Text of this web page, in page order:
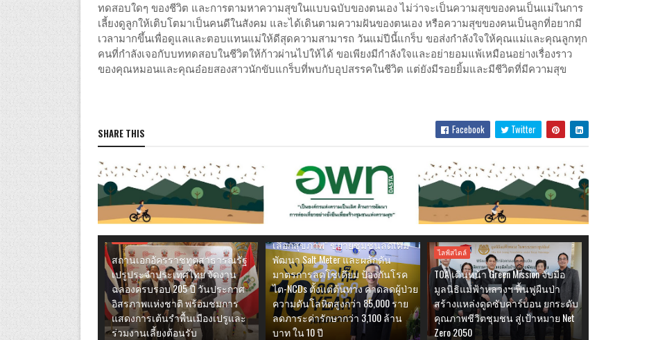
ทดสอบใดๆ ของชีวิต และการตามหาความสุขในแบบฉบับของตนเอง ไม่ว่าจะเป็นความสุขของคนเป็นแม่ในการ
เลี้ยงดูลูกให้เติบโตมาเป็นคนดีในสังคม และได้เดินตามความฝันของตนเอง หรือความสุขของคนเป็นลูกที่อยากมี
เวลามากขึ้นเพื่อดูแลและตอบแทนแม่ให้ดีสุดความสามารถ วันแม่ปีนี้แกร็บ ขอส่งกำลังใจให้คุณแม่และคุณลูกทุก
คนที่กำลังเจอกับบททดสอบในชีวิตให้ก้าวผ่านไปให้ได้ ขอเพียงมีกำลังใจและอย่ายอมแพ้เหมือนอย่างเรื่องราว
ของคุณหมอนและคุณอ๋อยสองสาวนักขับแกร็บที่พบกับอุปสรรคในชีวิต แต่ยังมีรอยยิ้มและมีชีวิตที่มีความสุข
SHARE THIS Facebook Twitter
ไลฟ์สไตล์
สถานเอกอัครราชทูตสาธารณรัฐ
เปรูประจำประเทศไทย จัดงาน
ฉลองครบรอบ 205 ปี วันประกาศ
อิสรภาพแห่งชาติ พร้อมชมการ
แสดงการเต้นรำพื้นเมืองเปรูและ
ร่วมงานเลี้ยงต้อนรับ
ไลฟ์สไตล์
เครือข่ายลดบริโภคเค็ม ชี้ผู้ป่วยโรค
ไตเรื้อรังไทยทะลุ 1 ล้านคน ชู สสส.
เดินหน้าขับเคลื่อนสังคมลดเค็มผ่าน
เลือกสุขภาพ" ขยายชุมชนลดเค็ม
พัฒนา Salt Meter และผลักดัน
มาตรการลดโซเดียม ป้องกันโรค
ไต-NCDs ตั้งแต่ต้นทาง คาดลดผู้ป่วย
ความดันโลหิตสูงกว่า 85,000 ราย
ลดภาระค่ารักษากว่า 3,100 ล้าน
บาท ใน 10 ปี
ไลฟ์สไตล์
TOA เดินหน้า Green Mission จับมือ
มูลนิธิแม่ฟ้าหลวงฯ ฟื้นฟูผืนป่า
สร้างแหล่งดูดซับคาร์บอน ยกระดับ
คุณภาพชีวิตชุมชน สู่เป้าหมาย Net
Zero 2050